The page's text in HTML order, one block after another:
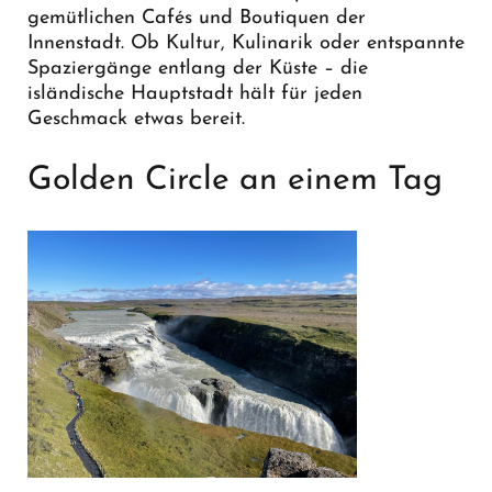
gemütlichen Cafés und Boutiquen der
Innenstadt. Ob Kultur, Kulinarik oder entspannte
Spaziergänge entlang der Küste – die
isländische Hauptstadt hält für jeden
Geschmack etwas bereit.
Golden Circle an einem Tag